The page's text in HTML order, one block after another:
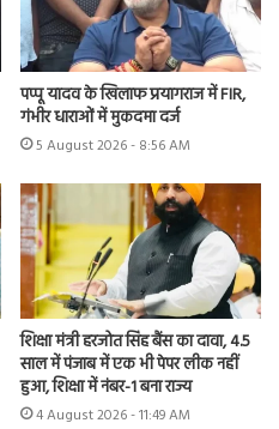
पप्पू यादव के खिलाफ प्रयागराज में FIR,
गंभीर धाराओं में मुकदमा दर्ज
5 August 2026 - 8:56 AM
शिक्षा मंत्री हरजोत सिंह बैंस का दावा, 4.5
साल में पंजाब में एक भी पेपर लीक नहीं
हुआ, शिक्षा में नंबर-1 बना राज्य
4 August 2026 - 11:49 AM